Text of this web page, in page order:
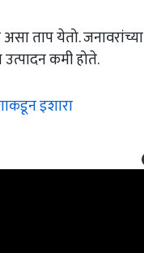
ताप येतो. जनावरांच्या
कमी होते.
इशारा